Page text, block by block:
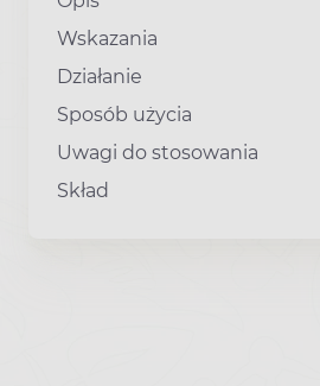
Wskazania
Działanie
Sposób użycia
Uwagi do stosowania
Skład